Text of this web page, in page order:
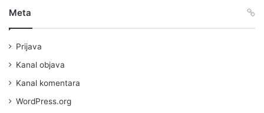
Meta
Prijava
Kanal objava
Kanal komentara
WordPress.org